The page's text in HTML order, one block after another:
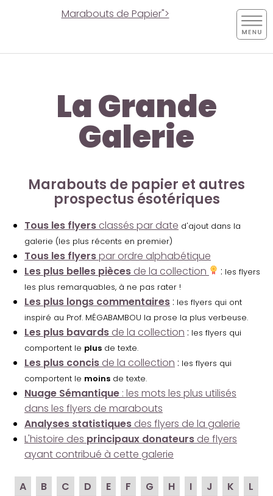
Marabouts de Papier">
La Grande
Galerie
Marabouts de papier et autres
prospectus ésotériques
Tous les flyers classés par date d'ajout dans la
galerie (les plus récents en premier)
Tous les flyerspar ordre alphabétique
Les plus belles pièces de la collection : les flyers
les plus remarquables, à ne pas rater !
Les plus longs commentaires : les flyers qui ont
inspiré au Prof. MÉGABAMBOU la prose la plus verbeuse.
Les plus bavards de la collection : les flyers qui
comportent le plus de texte.
Les plus concis de la collection : les flyers qui
comportent le moins de texte.
Nuage Sémantique : les mots les plus utilisés
dans les flyers de marabouts
Analyses statistiques des flyers de la galerie
L'histoire des principaux donateurs de flyers
ayant contribué à cette galerie
A B C D E F G H I J K
L